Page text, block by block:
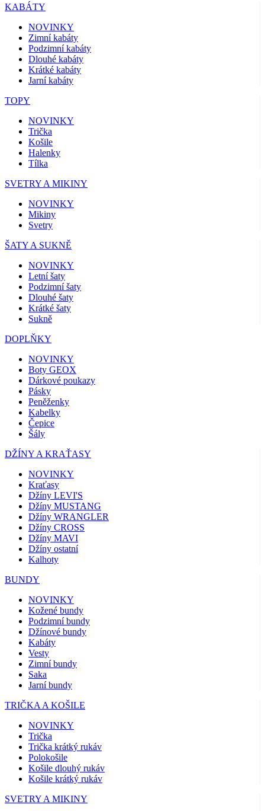
KABÁTY
NOVINKY
Zimní kabáty
Podzimní kabáty
Dlouhé kabáty
Krátké kabáty
Jarní kabáty
TOPY
NOVINKY
Trička
Košile
Halenky
Tílka
SVETRY A MIKINY
NOVINKY
Mikiny
Svetry
ŠATY A SUKNĚ
NOVINKY
Letní šaty
Podzimní šaty
Dlouhé šaty
Krátké šaty
Sukně
DOPLŇKY
NOVINKY
Boty GEOX
Dárkové poukazy
Pásky
Peněženky
Kabelky
Čepice
Šály
DŽÍNY A KRAŤASY
NOVINKY
Kraťasy
Džíny LEVI'S
Džíny MUSTANG
Džíny WRANGLER
Džíny CROSS
Džíny MAVI
Džíny ostatní
Kalhoty
BUNDY
NOVINKY
Kožené bundy
Podzimní bundy
Džínové bundy
Kabáty
Vesty
Zimní bundy
Saka
Jarní bundy
TRIČKA A KOŠILE
NOVINKY
Trička
Trička krátký rukáv
Polokošile
Košile dlouhý rukáv
Košile krátký rukáv
SVETRY A MIKINY